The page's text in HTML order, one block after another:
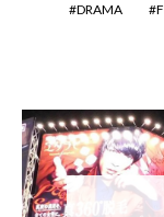
DRAMA